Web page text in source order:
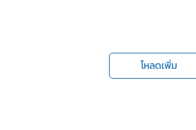
โหลดเพิ่ม